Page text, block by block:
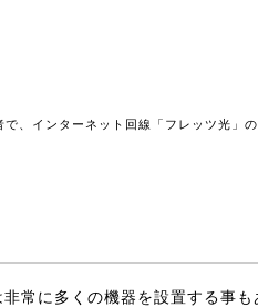
、インターネット回線「フレッツ光」の
常に多くの機器を設置する事も